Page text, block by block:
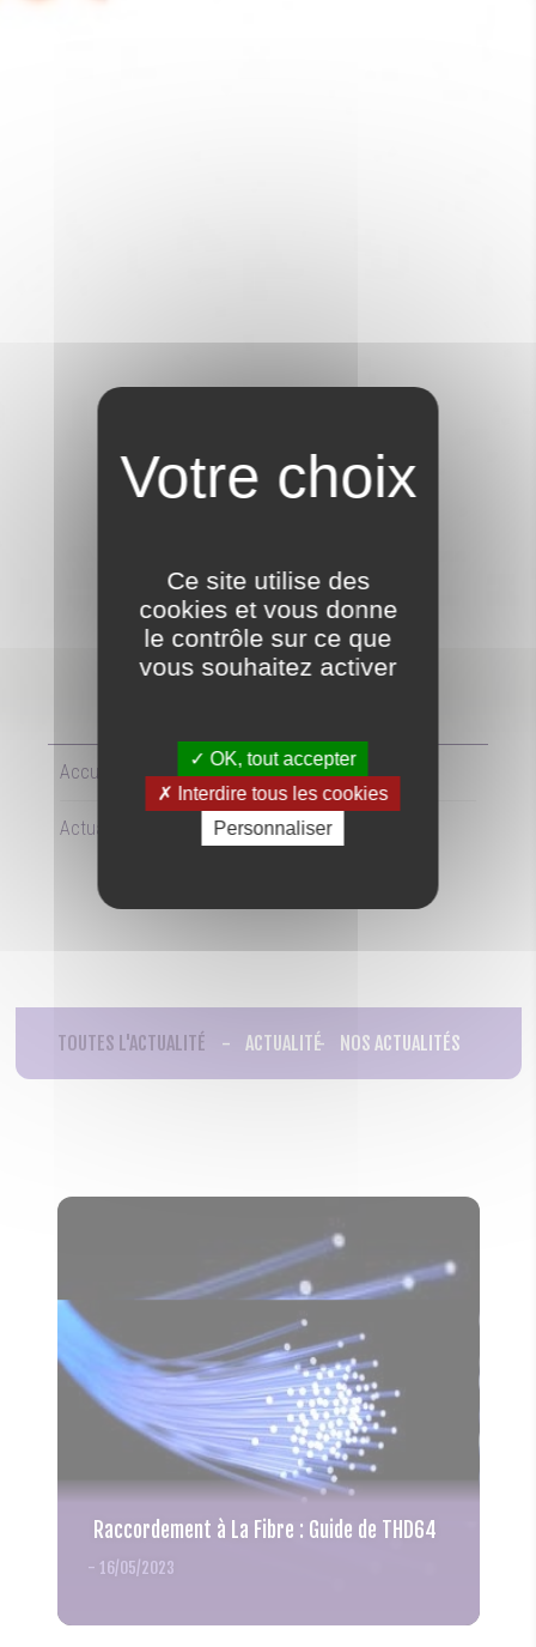
ACTUALITE
Accueil
Actualite
TOUTES L'ACTUALITÉ ACTUALITÉ NOS ACTUALITÉS
Raccordement à La Fibre : Guide de THD64
- 16/05/2023
Ce site utilise des
cookies et vous donne
le contrôle sur ce que
vous souhaitez activer
OK, tout accepter
Interdire tous les cookies
Personnaliser